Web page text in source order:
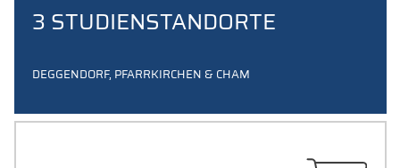
3 STUDIENSTANDORTE
DEGGENDORF, PFARRKIRCHEN & CHAM